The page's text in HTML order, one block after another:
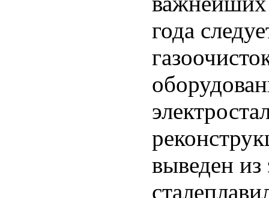
года
выведен